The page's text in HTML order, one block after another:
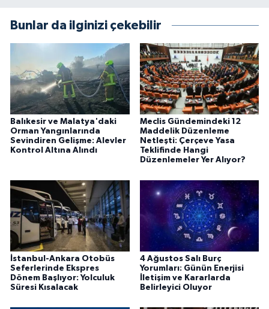
Bunlar da ilginizi çekebilir
Balıkesir ve Malatya'daki
Orman Yangınlarında
Sevindiren Gelişme: Alevler
Kontrol Altına Alındı
Meclis Gündemindeki 12
Maddelik Düzenleme
Netleşti: Çerçeve Yasa
Teklifinde Hangi
Düzenlemeler Yer Alıyor?
İstanbul-Ankara Otobüs
Seferlerinde Ekspres
Dönem Başlıyor: Yolculuk
Süresi Kısalacak
4 Ağustos Salı Burç
Yorumları: Günün Enerjisi
İletişim ve Kararlarda
Belirleyici Oluyor